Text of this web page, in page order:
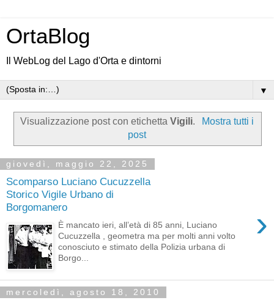
OrtaBlog
Il WebLog del Lago d'Orta e dintorni
▼
Visualizzazione post con etichettaVigili.
Mostra tutti i
post
giovedì, maggio 22, 2025
Scomparso Luciano Cucuzzella
Storico Vigile Urbano di
Borgomanero
›
È mancato ieri, all’età di 85 anni, Luciano
Cucuzzella , geometra ma per molti anni volto
conosciuto e stimato della Polizia urbana di
Borgo...
mercoledì, agosto 18, 2010